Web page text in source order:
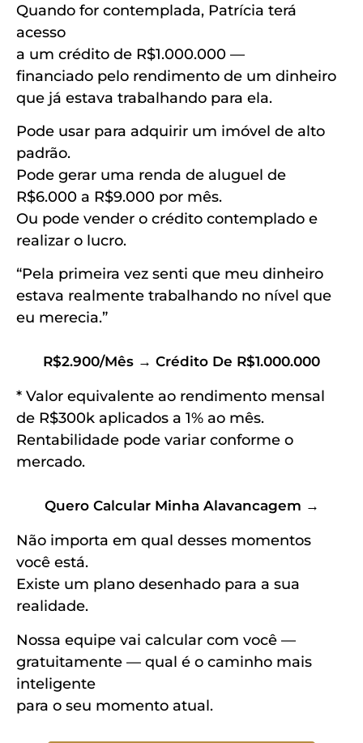
Quando for contemplada, Patrícia terá
acesso
a um crédito de R$1.000.000 —
financiado pelo rendimento de um dinheiro
que já estava trabalhando para ela.
Pode usar para adquirir um imóvel de alto
padrão.
Pode gerar uma renda de aluguel de
R$6.000 a R$9.000 por mês.
Ou pode vender o crédito contemplado e
realizar o lucro.
“Pela primeira vez senti que meu dinheiro
estava realmente trabalhando no nível que
eu merecia.”
R$2.900/mês → Crédito De R$1.000.000
* Valor equivalente ao rendimento mensal
de R$300k aplicados a 1% ao mês.
Rentabilidade pode variar conforme o
mercado.
Quero Calcular Minha Alavancagem →
Não importa em qual desses momentos
você está.
Existe um plano desenhado para a sua
realidade.
Nossa equipe vai calcular com você —
gratuitamente — qual é o caminho mais
inteligente
para o seu momento atual.